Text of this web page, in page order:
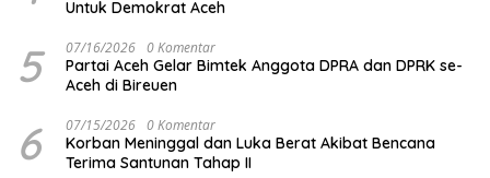
Untuk Demokrat Aceh
5 07/16/2026 0 Komentar
Partai Aceh Gelar Bimtek Anggota DPRA dan DPRK se-
Aceh di Bireuen
6 07/15/2026 0 Komentar
Korban Meninggal dan Luka Berat Akibat Bencana
Terima Santunan Tahap II